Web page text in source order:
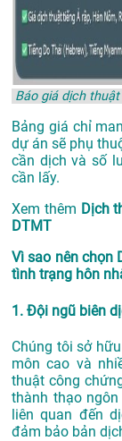
Báo giá dịch
Bảng giá chỉ
dự án sẽ phụ
cần dịch và số
cần lấy.
Xem thêm Dịch
DTMT
Vì sao nên chọn
tình trạng hôn
1. Đội ngũ biên
Chúng tôi sở
môn cao và
thuật công
thành thạo
liên quan đến
đảm bảo bản